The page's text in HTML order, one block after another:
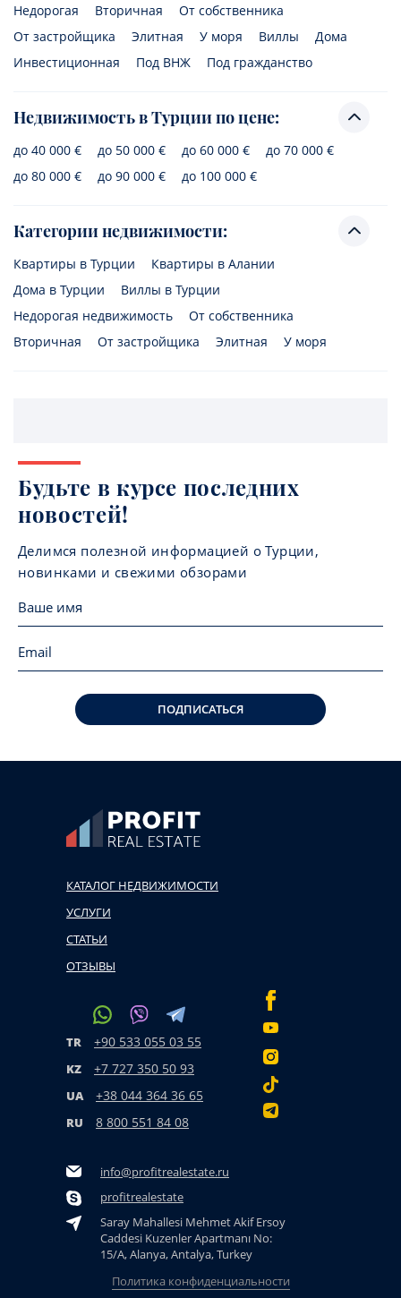
Недорогая
Вторичная
От собственника
От застройщика
Элитная У моря Виллы
Дома
Инвестиционная
Под ВНЖ Под гражданство
Недвижимость в Турции по цене:
до 40 000 € до 50 000 € до 60 000 €
до 70 000 €
до 80 000 €
до 90 000 € до 100 000 €
Категории недвижимости:
Квартиры в Турции
Квартиры в Алании
Дома в Турции
Виллы в Турции
Недорогая недвижимость
От собственника
Вторичная
От застройщика Элитная У моря
Будьте в курсе последних
новостей!
Делимся полезной информацией о Турции,
новинками и свежими обзорами
ПОДПИСАТЬСЯ
КАТАЛОГ НЕДВИЖИМОСТИ
УСЛУГИ
СТАТЬИ
ОТЗЫВЫ
TR +90 533 055 03 55
KZ +7 727 350 50 93
UA +38 044 364 36 65
RU 8 800 551 84 08
info@profitrealestate.ru
profitrealestate
Saray Mahallesi Mehmet Akif Ersoy
Caddesi Kuzenler Apartmanı No:
15/A, Alanya, Antalya, Turkey
Политика конфиденциальности